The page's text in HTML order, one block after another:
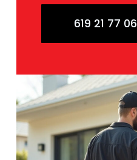
619 21 77 06